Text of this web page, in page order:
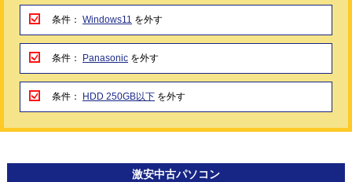
条件： Windows11 を外す
条件： Panasonic を外す
条件： HDD 250GB以下 を外す
激安中古パソコン